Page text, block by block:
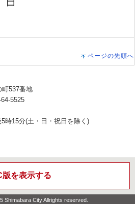
ページの先頭へ
537番地
5525
15分(土・日・祝日を除く)
版を表示する
Shimabara City Allrights reserved.